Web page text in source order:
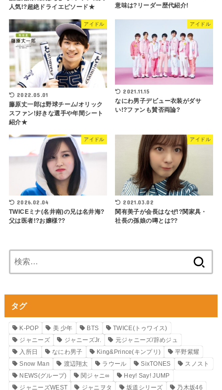
人気!?超絶ドライエピソード★
意味は?リーダー歴代紹介!
アイドル
2022.05.01
藤原丈一郎は野球チーム/オリック
スファン!好きな選手や年間シート
紹介★
アイドル
2021.11.15
なにわ男子デビュー衣装がダサ
い!?ファンも賛否両論?
アイドル
2026.02.04
TWICEミナ(名井南)の兄は名井海?
父は医者!?お嬢様??
アイドル
2021.03.02
関有美子が会長はなぜ!?関家具・
社長の孫娘の噂とは??
索:
タグ
K-POP 美 少年 BTS
TWICE(トゥワイス)
ジャニーズ
ジャニーズJr.
元ジャニーズ/辞めジュ
入所日
なにわ男子 King&Prince(キンプリ)
平野紫耀
Snow Man
渡辺翔太 ラウール SixTONES
スノスト
NEWS(グループ)
関ジャニ∞
Hey! Say! JUMP
ジャニーズWEST
ジャニヲタ 坂道シリーズ 乃木坂46